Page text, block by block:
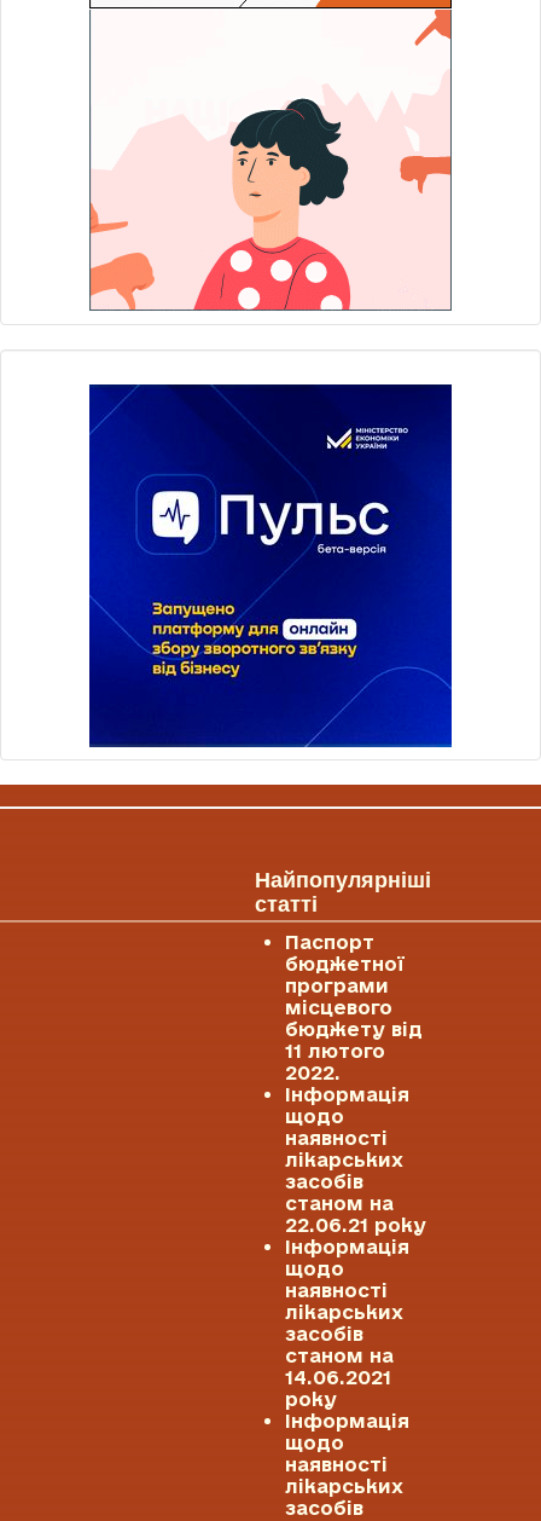
Найпопулярніші
статті
Паспорт
бюджетної
програми
місцевого
бюджету від
11 лютого
2022.
Інформація
щодо
наявності
лікарських
засобів
станом на
22.06.21 року
Інформація
щодо
наявності
лікарських
засобів
станом на
14.06.2021
року
Інформація
щодо
наявності
лікарських
засобів